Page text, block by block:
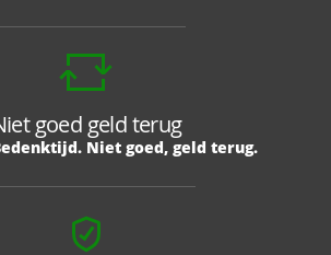
goed geld terug
Niet goed, geld terug.